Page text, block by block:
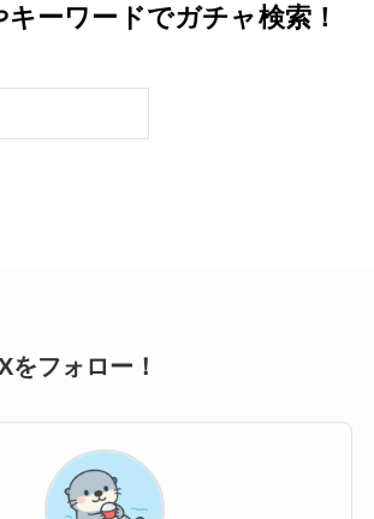
ーワードでガチャ検索！
をフォロー！